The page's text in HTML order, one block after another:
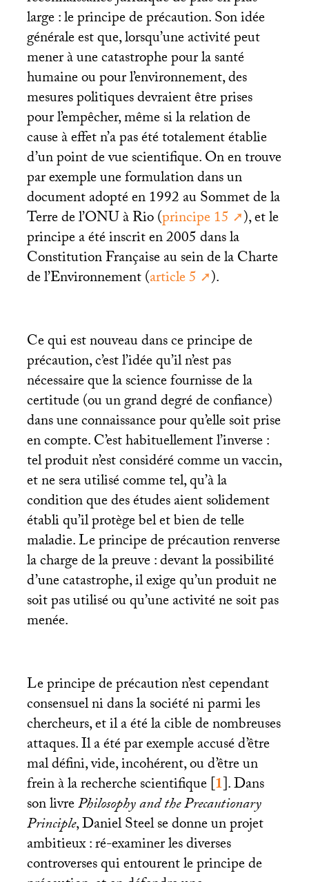
large : le principe de précaution. Son idée
générale est que, lorsqu’une activité peut
mener à une catastrophe pour la santé
humaine ou pour l’environnement, des
mesures politiques devraient être prises
pour l’empêcher, même si la relation de
cause à effet n’a pas été totalement établie
d’un point de vue scientifique. On en trouve
par exemple une formulation dans un
document adopté en 1992 au Sommet de la
Terre de l’ONUà Rio (principe 15
), et le
principe a été inscrit en 2005 dans la
Constitution Française au sein de la Charte
de l’Environnement (article 5 ).
Ce qui est nouveau dans ce principe de
précaution, c’est l’idée qu’il n’est pas
nécessaire que la science fournisse de la
certitude (ou un grand degré de confiance)
dans une connaissance pour qu’elle soit prise
en compte. C’est habituellement l’inverse :
tel produit n’est considéré comme un vaccin,
et ne sera utilisé comme tel, qu’à la
condition que des études aient solidement
établi qu’il protège bel et bien de telle
maladie. Le principe de précaution renverse
la charge de la preuve : devant la possibilité
d’une catastrophe, il exige qu’un produit ne
soit pas utilisé ou qu’une activité ne soit pas
menée.
Le principe de précaution n’est cependant
consensuel ni dans la société ni parmi les
chercheurs, et il a été la cible de nombreuses
attaques. Il a été par exemple accusé d’être
mal défini, vide, incohérent, ou d’être un
frein à la recherche scientifique[1]. Dans
son livrePhilosophy and the Precautionary
Principle, Daniel Steel se donne un projet
ambitieux : ré-examiner les diverses
controverses qui entourent le principe de